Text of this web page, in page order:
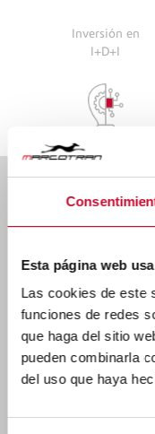
Esta página web
Las cookies de este
funciones de redes
que haga del sitio
pueden combinarla
del uso que haya
Inversión en
I+D+I
Ctra. Nac. 232
(+34) 976 619 001